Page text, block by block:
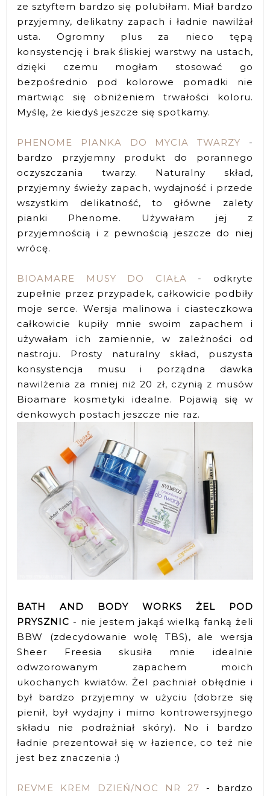
ze sztyftem bardzo się polubiłam. Miał bardzo
przyjemny, delikatny zapach i ładnie nawilżał
usta. Ogromny plus za nieco tępą
konsystencję i brak śliskiej warstwy na ustach,
dzięki czemu mogłam stosować go
bezpośrednio pod kolorowe pomadki nie
martwiąc się obniżeniem trwałości koloru.
Myślę, że kiedyś jeszcze się spotkamy.
PHENOME PIANKA DO MYCIA TWARZY -
bardzo przyjemny produkt do porannego
oczyszczania twarzy. Naturalny skład,
przyjemny świeży zapach, wydajność i przede
wszystkim delikatność, to główne zalety
pianki Phenome. Używałam jej z
przyjemnością i z pewnością jeszcze do niej
wrócę.
BIOAMARE MUSY DO CIAŁA - odkryte
zupełnie przez przypadek, całkowicie podbiły
moje serce. Wersja malinowa i ciasteczkowa
całkowicie kupiły mnie swoim zapachem i
używałam ich zamiennie, w zależności od
nastroju. Prosty naturalny skład, puszysta
konsystencja musu i porządna dawka
nawilżenia za mniej niż 20 zł, czynią z musów
Bioamare kosmetyki idealne. Pojawią się w
denkowych postach jeszcze nie raz.
BATH AND BODY WORKS ŻEL POD
PRYSZNIC - nie jestem jakąś wielką fanką żeli
BBW (zdecydowanie wolę TBS), ale wersja
Sheer Freesia skusiła mnie idealnie
odwzorowanym zapachem moich
ukochanych kwiatów. Żel pachniał obłędnie i
był bardzo przyjemny w użyciu (dobrze się
pienił, był wydajny i mimo kontrowersyjnego
składu nie podrażniał skóry). No i bardzo
ładnie prezentował się w łazience, co też nie
jest bez znaczenia :)
REVME KREM DZIEŃ/NOC NR 27 - bardzo